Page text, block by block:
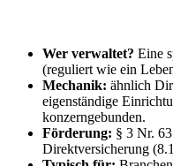
Wer verwaltet? Eine
(reguliert wie ein
Mechanik: ähnlich
eigenständige
konzerngebunden.
Förderung: § 3 Nr.
Direktversicherung